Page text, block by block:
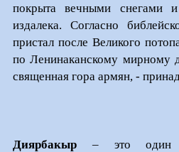
покрыта вечными снегами
издалека. Согласно
пристал после Великого
по Ленинаканскому мирному
священная гора армян, -
Диярбакыр – это один